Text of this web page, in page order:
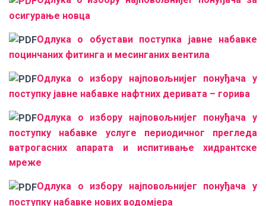
осигурање новца
Одлука о обустави поступка јавне набавке
поцинчаних фитинга и месинганих вентила
Одлука о избору најповољнијег понуђача у
поступку јавне набавке нафтних деривата – горива
Одлука о избору најповољнијег понуђача у
поступку набавке услуге периодичног прегледа
ватрогасних апарата и испитивање хидрантске
мреже
Одлука о избору најповољнијег понуђача у
поступку набавке нових водомјера